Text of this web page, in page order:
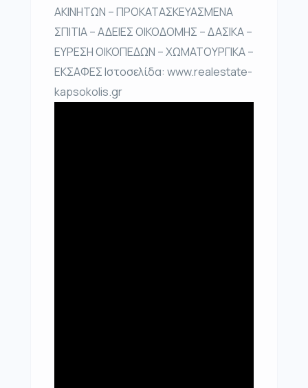
ΑΚΙΝΗΤΩΝ – ΠΡΟΚΑΤΑΣΚΕΥΑΣΜΕΝΑ
ΣΠΙΤΙΑ – ΑΔΕΙΕΣ ΟΙΚΟΔΟΜΗΣ – ΔΑΣΙΚΑ –
ΕΥΡΕΣΗ ΟΙΚΟΠΕΔΩΝ – ΧΩΜΑΤΟΥΡΓΙΚΑ –
ΕΚΣΑΦΕΣ Ιστοσελίδα: www.realestate-
kapsokolis.gr